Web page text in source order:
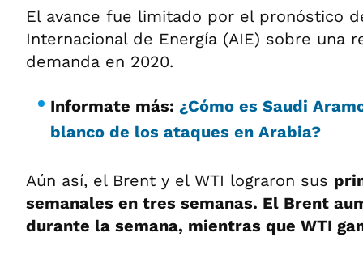
El avance fue limitado por el pronóstico
Internacional de Energía (AIE) sobre una
demanda en 2020.
Informate más: ¿Cómo es Saudi
blanco de los ataques en Arabia?
Aún así, el Brent y el WTI lograron sus
semanales en tres semanas. El Brent
durante la semana, mientras que WTI